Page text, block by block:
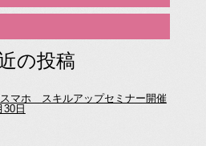
の投稿
マホ スキルアップセミナー開催
30日